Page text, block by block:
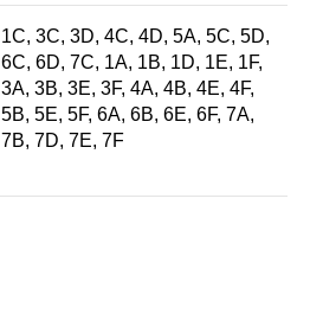
1C, 3C, 3D, 4C, 4D, 5A, 5C, 5D,
6C, 6D, 7C, 1A, 1B, 1D, 1E, 1F,
3A, 3B, 3E, 3F, 4A, 4B, 4E, 4F,
5B, 5E, 5F, 6A, 6B, 6E, 6F, 7A,
7B, 7D, 7E, 7F